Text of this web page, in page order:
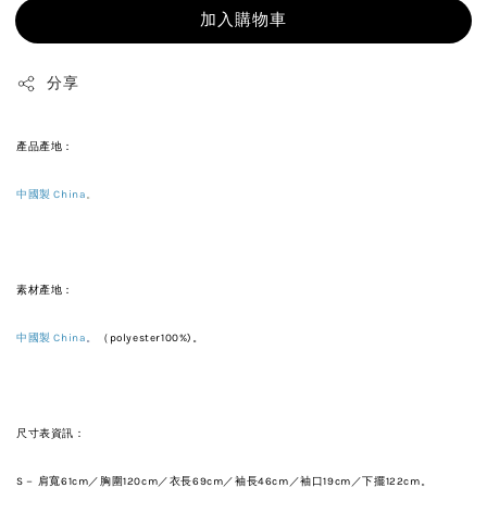
加入購物車
分享
產品產地：
中國製 China。
素材產地：
中國製 China。 （polyester100%)。
尺寸表資訊：
S－ 肩寬61cm／胸圍120cm／衣長69cm／袖長46cm ／袖口19cm ／下擺122cm。